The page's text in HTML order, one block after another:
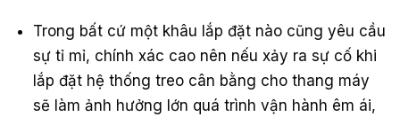
Trong bất cứ một khâu lắp đặt nào cũng yêu cầu
sự tỉ mỉ, chính xác cao nên nếu xảy ra sự cố khi
lắp đặt hệ thống treo cân bằng cho thang máy
sẽ làm ảnh hưởng lớn quá trình vận hành êm ái,